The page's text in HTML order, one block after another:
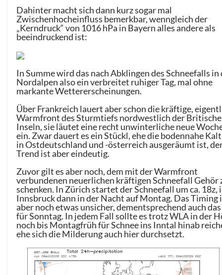
Dahinter macht sich dann kurz sogar mal
Zwischenhocheinfluss bemerkbar, wenngleich der
„Kerndruck“ von 1016 hPa in Bayern alles andere als
beeindruckend ist:
In Summe wird das nach Abklingen des Schneefalls in
Nordalpen also ein verbreitet ruhiger Tag, mal ohne
markante Wettererscheinungen.
Über Frankreich lauert aber schon die kräftige,
Warmfront des Sturmtiefs nordwestlich der
Inseln, sie läutet eine recht unwinterliche neue
ein. Zwar dauert es ein Stückl, ehe die bodennahe
in Ostdeutschland und -österreich ausgeräumt ist,
Trend ist aber eindeutig.
Zuvor gilt es aber noch, dem mit der Warmfront
verbundenen neuerlichen kräftigen Schneefall Gehör
schenken. In Zürich startet der Schneefall um ca. 18z,
Innsbruck dann in der Nacht auf Montag. Das Timing
aber noch etwas unsicher, dementsprechend auch
für Sonntag. In jedem Fall sollte es trotz WLA in der
noch bis Montagfrüh für Schnee ins Inntal hinab
ehe sich die Milderung auch hier durchsetzt.